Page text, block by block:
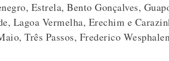
Estrela, Bento Gonçalves,
Lagoa Vermelha, Erechim e
Três Passos, Frederico